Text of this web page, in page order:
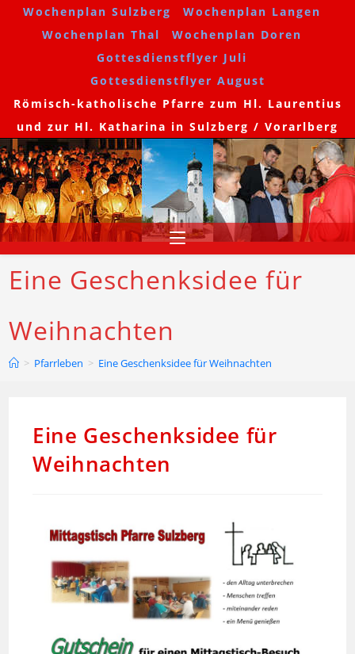
Wochenplan Sulzberg
Wochenplan Langen
Wochenplan Thal
Wochenplan Doren
Gottesdienstflyer Juli
Gottesdienstflyer August
Römisch-katholische Pfarre zum Hl. Laurentius
und zur Hl. Katharina in Sulzberg / Vorarlberg
Eine Geschenksidee für
Weihnachten
> Pfarrleben > Eine Geschenksidee für Weihnachten
Eine Geschenksidee für
Weihnachten